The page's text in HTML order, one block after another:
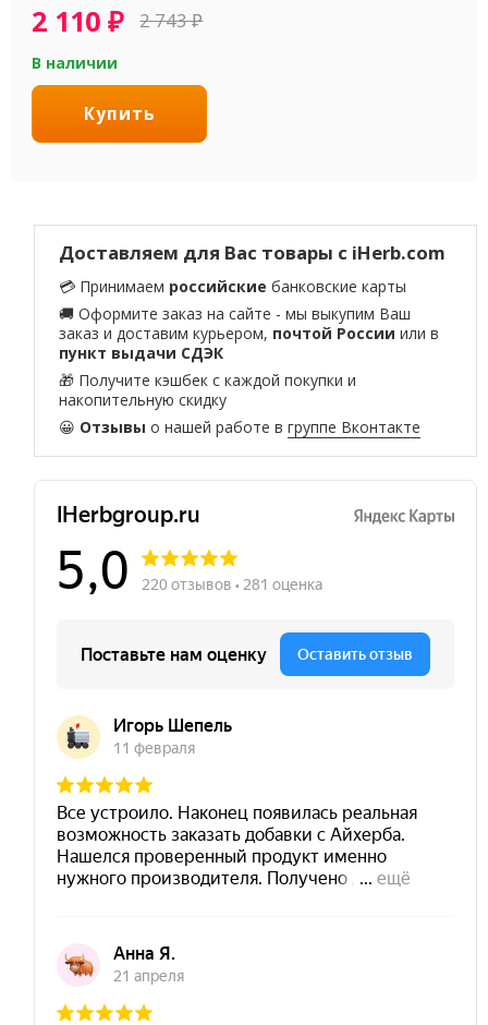
2 110₽ 2 743₽
В наличии
Купить
Доставляем для Вас товары с iHerb.com
💳 Принимаем российские банковские карты
🚚 Оформите заказ на сайте - мы выкупим Ваш
заказ и доставим курьером, почтой России или в
пункт выдачи СДЭК
🎁 Получите кэшбек с каждой покупки и
накопительную скидку
😀 Отзывы о нашей работе вгруппе Вконтакте